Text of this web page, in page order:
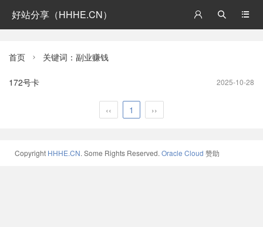
好站分享（HHHE.CN） 


首页  关键词：副业赚钱
2025-10-28
172号卡
‹‹ 1 ››
Copyright HHHE.CN. Some Rights Reserved. Oracle Cloud 赞助